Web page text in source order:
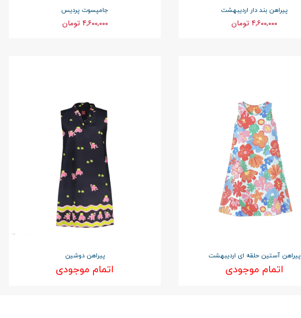
پیراهن بند دار اردیبهشت
۴,۶۰۰,۰۰۰ تومان
جامپسوت پردیس
۴,۶۰۰,۰۰۰ تومان
پیراهن آستین حلقه ای اردیبهشت
اتمام موجودی
پیراهن دوشین
اتمام موجودی